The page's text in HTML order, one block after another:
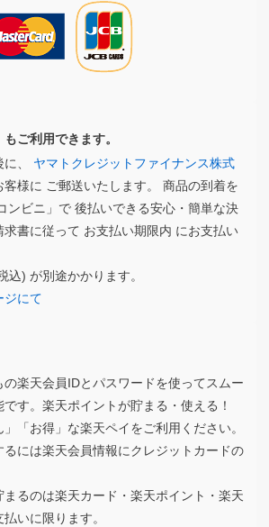
ご利用できます。
、 ヤマトクレジットファイナンス株式
客様に ご郵送いたします。 商品の到着を
ンビニ」で 後払いできる安心・簡単な決
書に従って お支払い期限内 にお支払い
込) が別途かかります。
ジにて
の楽天会員IDとパスワードを使ってスムー
す。楽天ポイントが貯まる・使える！
」「お得」な楽天ペイをご利用ください。
には楽天会員情報にクレジットカードの
るのは楽天カード・楽天ポイント・楽天
いに限ります。